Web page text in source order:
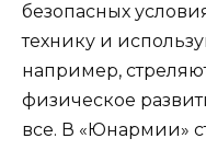
безопасных
технику и
например,
физическое
все. В «Юнармии»